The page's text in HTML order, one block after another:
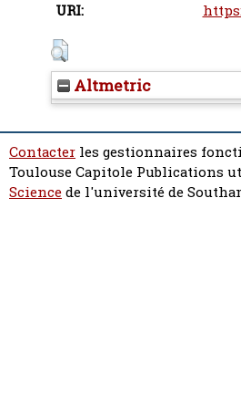
URI:
Altmetric
Contacter les gestionnaires
Toulouse Capitole Publications
Sciencede l'université de